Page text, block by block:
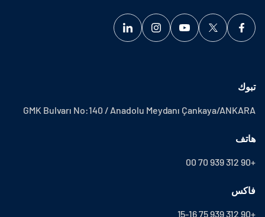
تبوك
GMK Bulvarı No:140 / Anadolu Meydanı Çankaya/ANKARA
هاتف
+90 312 939 70 00
فاكس
+90 312 939 75 15-16